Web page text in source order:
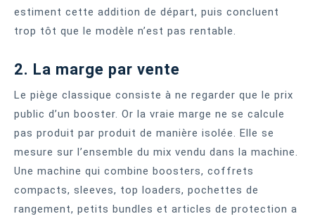
estiment cette addition de départ, puis concluent
trop tôt que le modèle n’est pas rentable.
2. La marge par vente
Le piège classique consiste à ne regarder que le prix
public d’un booster. Or la vraie marge ne se calcule
pas produit par produit de manière isolée. Elle se
mesure sur l’ensemble du mix vendu dans la machine.
Une machine qui combine boosters, coffrets
compacts, sleeves, top loaders, pochettes de
rangement, petits bundles et articles de protection a